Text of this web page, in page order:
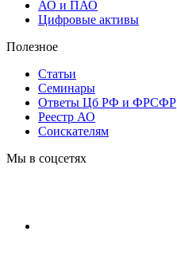
АО и ПАО
Цифровые активы
Полезное
Статьи
Cеминары
Ответы Цб РФ и ФРСФР
Реестр АО
Соискателям
Мы в соцсетях